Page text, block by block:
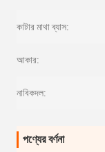
কাটার মাথা ব্যাস:
আকার:
নাবিকদল:
পণ্যের বর্ণনা